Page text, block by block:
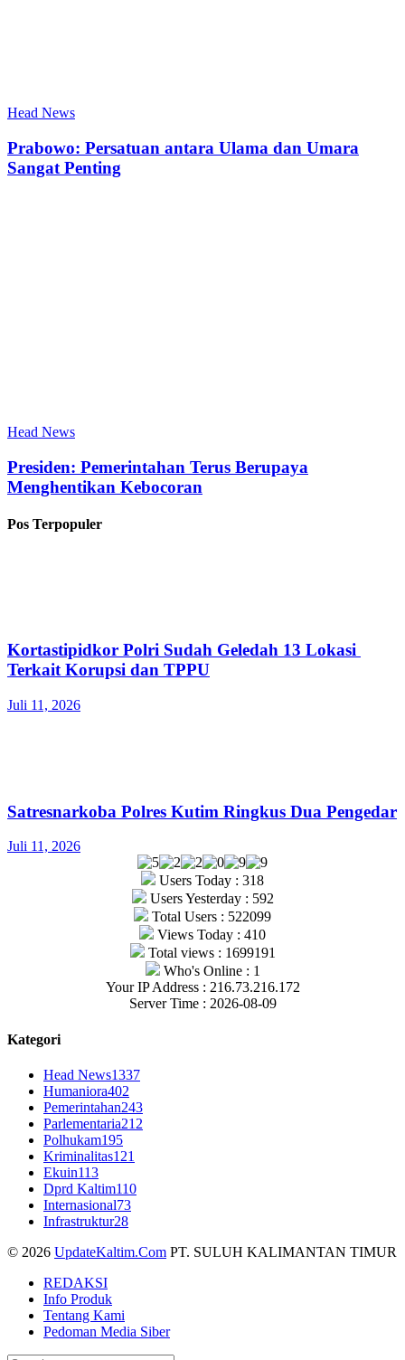
Head News
Prabowo: Persatuan antara Ulama dan Umara
Sangat Penting
Head News
Presiden: Pemerintahan Terus Berupaya
Menghentikan Kebocoran
Pos Terpopuler
Kortastipidkor Polri Sudah Geledah 13 Lokasi
Terkait Korupsi dan TPPU
Juli 11, 2026
Satresnarkoba Polres Kutim Ringkus Dua Pengedar
Juli 11, 2026
Users Today : 318
Users Yesterday : 592
Total Users : 522099
Views Today : 410
Total views : 1699191
Who's Online : 1
Your IP Address : 216.73.216.172
Server Time : 2026-08-09
Kategori
Head News1337
Humaniora402
Pemerintahan243
Parlementaria212
Polhukam195
Kriminalitas121
Ekuin113
Dprd Kaltim110
Internasional73
Infrastruktur28
© 2026 UpdateKaltim.Com PT. SULUH KALIMANTAN TIMUR
REDAKSI
Info Produk
Tentang Kami
Pedoman Media Siber